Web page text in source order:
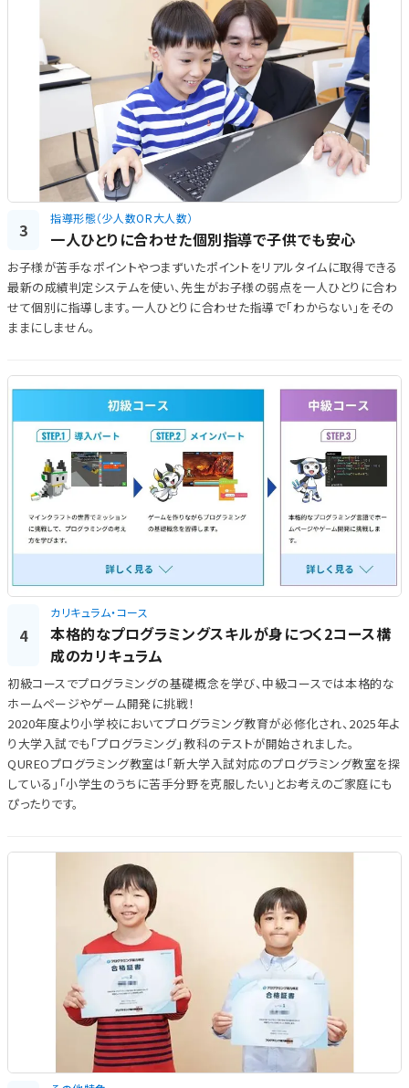
3
指導形態（少人数OR大人数）
一人ひとりに合わせた個別指導で子供でも安心
お子様が苦手なポイントやつまずいたポイントをリアルタイムに取得できる
最新の成績判定システムを使い、先生がお子様の弱点を一人ひとりに合わ
せて個別に指導します。一人ひとりに合わせた指導で「わからない」をその
ままにしません。
4
カリキュラム・コース
本格的なプログラミングスキルが身につく2コース構
成のカリキュラム
初級コースでプログラミングの基礎概念を学び、中級コースでは本格的な
ホームページやゲーム開発に挑戦！
2020年度より小学校においてプログラミング教育が必修化され、2025年よ
り大学入試でも「プログラミング」教科のテストが開始されました。
QUREOプログラミング教室は「新大学入試対応のプログラミング教室を探
している」「小学生のうちに苦手分野を克服したい」とお考えのご家庭にも
ぴったりです。